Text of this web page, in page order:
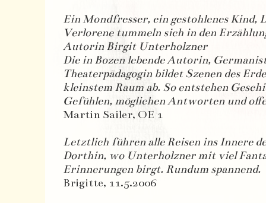
Ein Mondfresser, ein gestohlenes Kind,
Verlorene tummeln sich in den
Autorin Birgit Unterholzner
Die in Bozen lebende Autorin,
Theaterpädagogin bildet Szenen des
kleinstem Raum ab. So entstehen
Gefühlen, möglichen Antworten und
Martin Sailer, OE 1
Letztlich führen alle Reisen ins Innere
Dorthin, wo Unterholzner mit viel
Erinnerungen birgt. Rundum spannend.
Brigitte, 11.5.2006